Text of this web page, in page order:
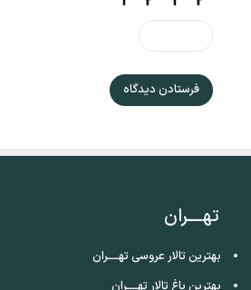
تهــــران
بهترین تالار عروسی تهــــران
بهترین باغ تالار تهــــران